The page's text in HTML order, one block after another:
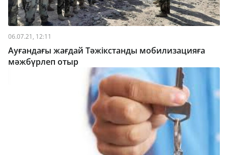
06.07.21, 12:11
Ауғандағы жағдай Тәжікстанды мобилизацияға
мәжбүрлеп отыр